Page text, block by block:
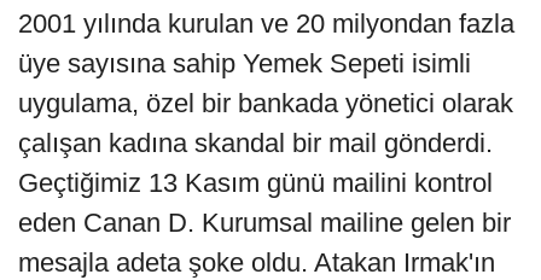
2001 yılında kurulan ve 20 milyondan fazla
üye sayısına sahip Yemek Sepeti isimli
uygulama, özel bir bankada yönetici olarak
çalışan kadına skandal bir mail gönderdi.
Geçtiğimiz 13 Kasım günü mailini kontrol
eden Canan D. Kurumsal mailine gelen bir
mesajla adeta şoke oldu. Atakan Irmak'ın